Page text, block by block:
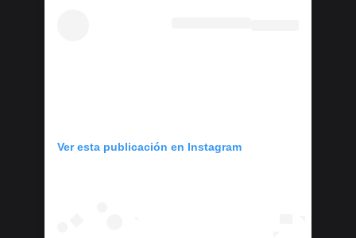
Ver esta publicación en Instagram